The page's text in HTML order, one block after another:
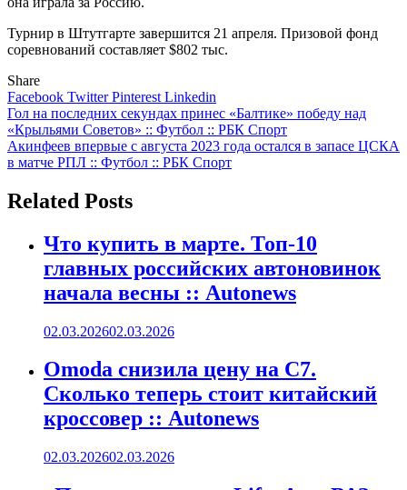
Турнир в Штутгарте завершится 21 апреля. Призовой фонд
соревнований составляет $802 тыс.
Share
Facebook TwitterPinterest Linkedin
Навигация
по
записям
Гол на последних секундах принес «Балтике» победу над
«Крыльями Советов» :: Футбол :: РБК Спорт
Акинфеев впервые с августа 2023 года остался в запасе ЦСКА
в матче РПЛ :: Футбол :: РБК Спорт
Related Posts
Что купить в марте. Топ-10
главных российских автоновинок
начала весны :: Autonews
02.03.202602.03.2026
Omoda снизила цену на C7.
Сколько теперь стоит китайский
кроссовер :: Autonews
02.03.202602.03.2026